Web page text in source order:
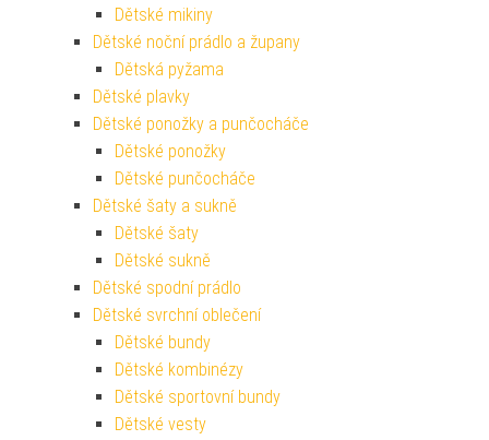
Dětské mikiny
Dětské noční prádlo a župany
Dětská pyžama
Dětské plavky
Dětské ponožky a punčocháče
Dětské ponožky
Dětské punčocháče
Dětské šaty a sukně
Dětské šaty
Dětské sukně
Dětské spodní prádlo
Dětské svrchní oblečení
Dětské bundy
Dětské kombinézy
Dětské sportovní bundy
Dětské vesty